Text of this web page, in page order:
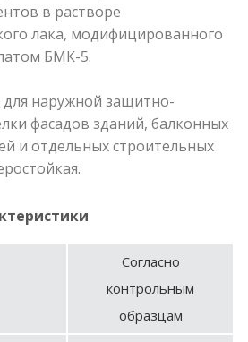
в растворе
лака, модифицированного
БМК-5.
наружной защитно-
фасадов зданий, балконных
и отдельных строительных
Согласно
контрольным
образцам